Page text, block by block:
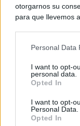
otorgarnos su
para que llevemos
negar su
de su
rechazar tal
cualquier
visitando nuestra
Personal Data
I want to opt-
personal data.
Opted In
I want to opt-
Personal Data.
Opted In